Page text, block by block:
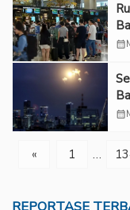
calendar_month
calendar_month
« 1 …